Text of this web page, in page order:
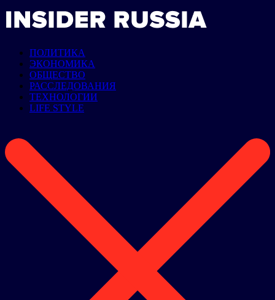
ПОЛИТИКА
ЭКОНОМИКА
ОБЩЕСТВО
РАССЛЕДОВАНИЯ
ТЕХНОЛОГИИ
LIFE STYLE